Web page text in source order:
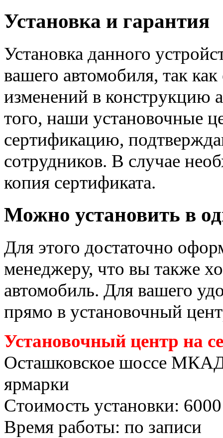
Установка и гарантия
Установка данного
вашего автомобиля, так
изменений в конструкцию
того, наши установочные
сертификацию,
сотрудников. В случае
копия сертификата.
Можно установить в
Для этого достаточно
менеджеру, что вы также
автомобиль. Для вашего
прямо в установочный
Установочный центр на
Осташковское шоссе
ярмарки
Стоимость установки:
Время работы: по записи